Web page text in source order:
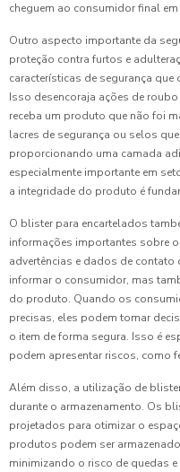
cheguem ao consumidor final
Outro aspecto importante da
proteção contra furtos e
características de segurança
Isso desencoraja ações de
receba um produto que não foi
lacres de segurança ou selos
proporcionando uma camada
especialmente importante em
a integridade do produto é
O blister para encartelados
informações importantes sobre
advertências e dados de
informar o consumidor, mas
do produto. Quando os
precisas, eles podem tomar
o item de forma segura. Isso é
podem apresentar riscos, como
Além disso, a utilização de
durante o armazenamento. Os
projetados para otimizar o
produtos podem ser
minimizando o risco de quedas